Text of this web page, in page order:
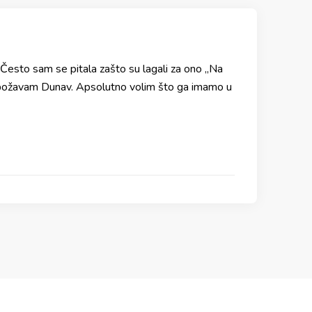
sam se pitala zašto su lagali za ono „Na
Dunav. Apsolutno volim što ga imamo u